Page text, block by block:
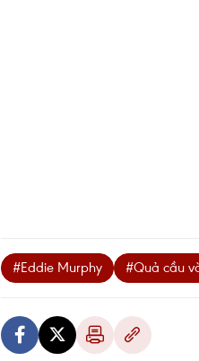
#Eddie Murphy #Quả cầu